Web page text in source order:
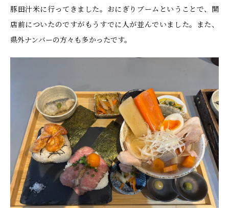
豚田汁米に行ってきました。おにぎりブームということで、開
店前についたのですがもうすでに人が並んでいました。また、
県外ナンバーの方々も多かったです。